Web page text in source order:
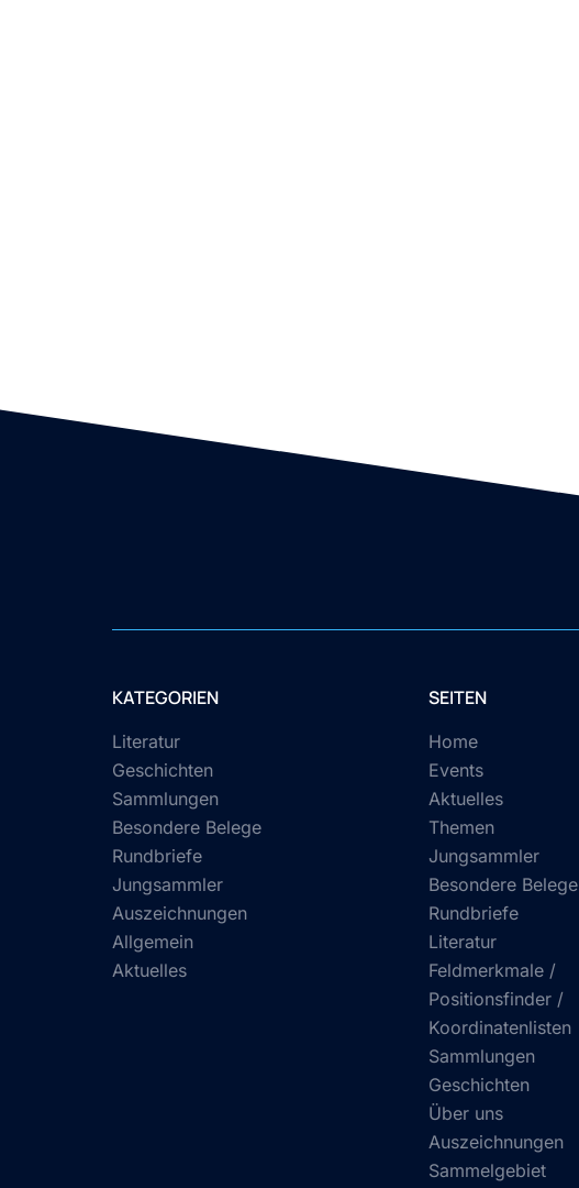
KATEGORIEN
Literatur
Geschichten
Sammlungen
Besondere Belege
Rundbriefe
Jungsammler
Auszeichnungen
Allgemein
Aktuelles
SEITEN
Home
Events
Aktuelles
Themen
Jungsammler
Besondere Belege
Rundbriefe
Literatur
Feldmerkmale /
Positionsfinder /
Koordinatenlisten
Sammlungen
Geschichten
Über uns
Auszeichnungen
Sammelgebiet